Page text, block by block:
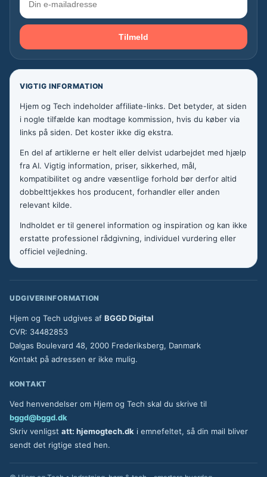
Tilmeld
VIGTIG INFORMATION
Hjem og Tech indeholder affiliate-links. Det betyder, at siden
i nogle tilfælde kan modtage kommission, hvis du køber via
links på siden. Det koster ikke dig ekstra.
En del af artiklerne er helt eller delvist udarbejdet med hjælp
fra AI. Vigtig information, priser, sikkerhed, mål,
kompatibilitet og andre væsentlige forhold bør derfor altid
dobbelttjekkes hos producent, forhandler eller anden
relevant kilde.
Indholdet er til generel information og inspiration og kan ikke
erstatte professionel rådgivning, individuel vurdering eller
officiel vejledning.
UDGIVERINFORMATION
Hjem og Tech udgives af BGGD Digital
CVR: 34482853
Dalgas Boulevard 48, 2000 Frederiksberg, Danmark
Kontakt på adressen er ikke mulig.
KONTAKT
Ved henvendelser om Hjem og Tech skal du skrive til
bggd@bggd.dk
Skriv venligst att: hjemogtech.dk i emnefeltet, så din mail bliver
sendt det rigtige sted hen.